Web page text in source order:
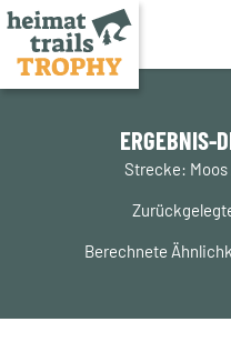
Zum
ERGEBNIS-
Strecke:
Berechnete